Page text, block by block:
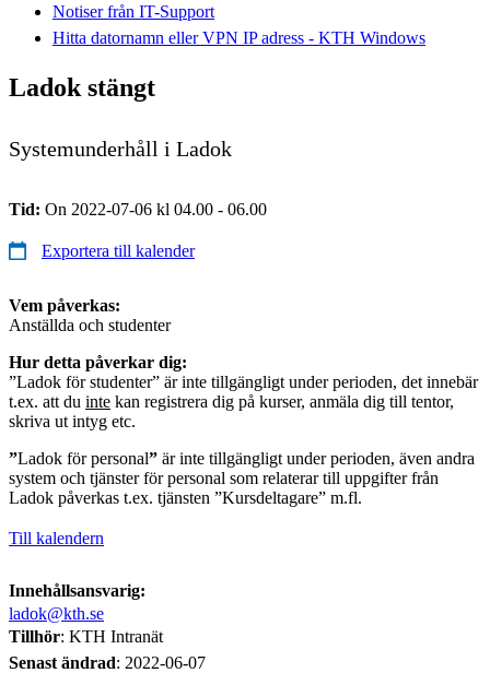
Notiser från IT-Support
Hitta datornamn eller VPN IP adress - KTH Windows
Ladok stängt
Systemunderhåll i Ladok
Tid: On 2022-07-06 kl 04.00 - 06.00
Exportera till kalender
Vem påverkas:
Anställda och studenter
Hur detta påverkar dig:
”Ladok för studenter” är inte tillgängligt under perioden, det innebär
t.ex. att du inte kan registrera dig på kurser, anmäla dig till tentor,
skriva ut intyg etc.
”Ladok för personal” är inte tillgängligt under perioden, även andra
system och tjänster för personal som relaterar till uppgifter från
Ladok påverkas t.ex. tjänsten ”Kursdeltagare” m.fl.
Till kalendern
Innehållsansvarig:
ladok@kth.se
Tillhör: KTH Intranät
Senast ändrad: 2022-06-07